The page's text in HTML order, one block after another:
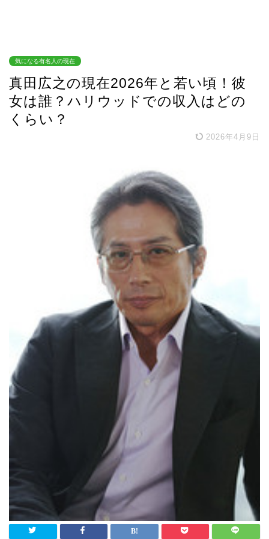
気になる有名人の現在
真田広之の現在2026年と若い頃！彼
女は誰？ハリウッドでの収入はどの
くらい？
2026年4月9日